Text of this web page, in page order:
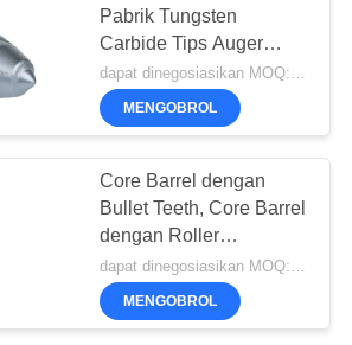
28
47
Pabrik Tungsten
Carbide Tips Auger
Teeth China Bullet Teeth
Rock Bits
dapat dinegosiasikan MOQ:Satu unit
MENGOBROL
Core Barrel dengan
Bullet Teeth, Core Barrel
dengan Roller
Bits,Cross Cutter Core
Barrel
dapat dinegosiasikan MOQ:Satu unit
MENGOBROL